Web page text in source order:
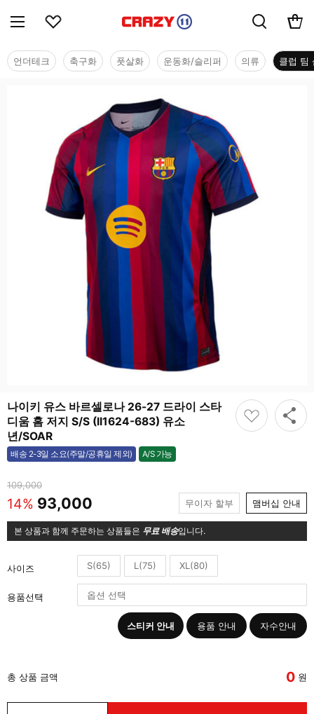
언더테크 축구화 풋살화 운동화/슬리퍼 의류 클럽 팀
나이키 유스 바르셀로나 26-27 드라이 스타
디움 홈 저지 S/S (II1624-683) 유소
년/SOAR
배송 2-3일 소요(주말/공휴일 제외) A/S 가능
가능
109,000
14% 93,000 무이자 할부 맴버십 안내
본 상품과 함께 주문하는 상품들은 무료 배송입니다.
사이즈 S(65) L(75) XL(80)
용품선택
스티커 안내 용품 안내 자수안내
총 상품 금액 0 원